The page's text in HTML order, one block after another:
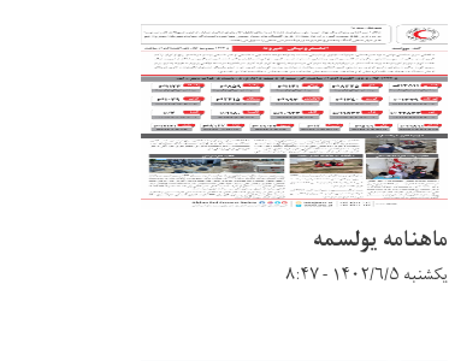
ماهنامه یولسمه
یکشنبه ۱۴۰۲/۶/۵ - ۸:۴۷